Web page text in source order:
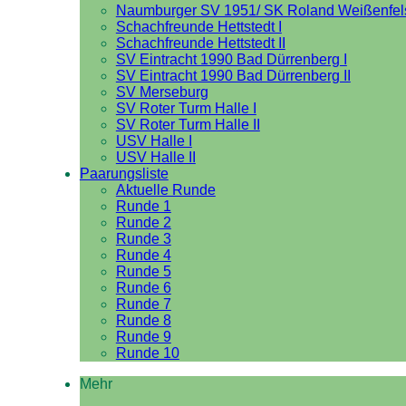
Naumburger SV 1951/ SK Roland
Schachfreunde Hettstedt I
Schachfreunde Hettstedt II
SV Eintracht 1990 Bad Dürrenberg I
SV Eintracht 1990 Bad Dürrenberg II
SV Merseburg
SV Roter Turm Halle I
SV Roter Turm Halle II
USV Halle I
USV Halle II
Paarungsliste
Aktuelle Runde
Runde 1
Runde 2
Runde 3
Runde 4
Runde 5
Runde 6
Runde 7
Runde 8
Runde 9
Runde 10
Mehr